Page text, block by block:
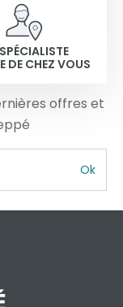
DE CHEZ VOUS
offres et
Ok